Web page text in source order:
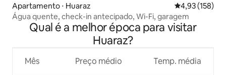
Apartamento ⋅ Huaraz 4,93 de uma
4,93 (158)
Água quente, check-in antecipado, Wi-Fi, garagem
Qual é a melhor época para visitar
Huaraz?
Mês Preço médio Temp. média